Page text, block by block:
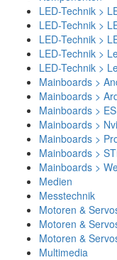
LED-Technik >
LED-Technik >
LED-Technik >
LED-Technik >
LED-Technik >
Mainboards >
Mainboards >
Mainboards >
Mainboards >
Mainboards >
Mainboards >
Mainboards >
Medien
Messtechnik
Motoren &
Motoren &
Motoren &
Multimedia